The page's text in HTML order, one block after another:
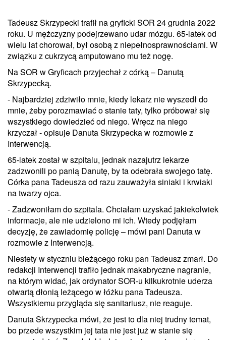
Tadeusz Skrzypecki trafił na gryficki SOR 24 grudnia 2022
roku. U mężczyzny podejrzewano udar mózgu. 65-latek od
wielu lat chorował, był osobą z niepełnosprawnościami. W
związku z cukrzycą amputowano mu też nogę.
Na SOR w Gryficach przyjechał z córką – Danutą
Skrzypecką.
- Najbardziej zdziwiło mnie, kiedy lekarz nie wyszedł do
mnie, żeby porozmawiać o stanie taty, tylko próbował się
wszystkiego dowiedzieć od niego. Wręcz na niego
krzyczał - opisuje Danuta Skrzypecka w rozmowie z
Interwencją.
65-latek został w szpitalu, jednak nazajutrz lekarze
zadzwonili po panią Danutę, by ta odebrała swojego tatę.
Córka pana Tadeusza od razu zauważyła siniaki i krwiaki
na twarzy ojca.
- Zadzwoniłam do szpitala. Chciałam uzyskać jakiekolwiek
informacje, ale nie udzielono mi ich. Wtedy podjęłam
decyzję, że zawiadomię policję – mówi pani Danuta w
rozmowie z Interwencją.
Niestety w styczniu bieżącego roku pan Tadeusz zmarł. Do
redakcji Interwencji trafiło jednak makabryczne nagranie,
na którym widać, jak ordynator SOR-u kilkukrotnie uderza
otwartą dłonią leżącego w łóżku pana Tadeusza.
Wszystkiemu przygląda się sanitariusz, nie reaguje.
Danuta Skrzypecka mówi, że jest to dla niej trudny temat,
bo przede wszystkim jej tata nie jest już w stanie się